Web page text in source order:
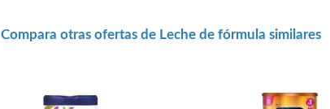
Compara otras ofertas de Leche de fórmula similares